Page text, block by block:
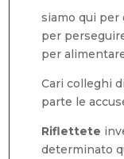
siamo qui per
per
per
Cari colleghi
parte le
Riflettete
determinato